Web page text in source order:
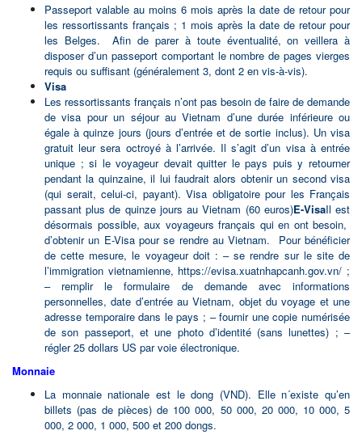
Passeport valable au moins 6 mois après la date de retour pour
les ressortissants français ; 1 mois après la date de retour pour
les Belges. Afin de parer à toute éventualité, on veillera à
disposer d’un passeport comportant le nombre de pages vierges
requis ou suffisant (généralement 3, dont 2 en vis-à-vis).
Visa
Les ressortissants français n’ont pas besoin de faire de demande
de visa pour un séjour au Vietnam d’une durée inférieure ou
égale à quinze jours (jours d’entrée et de sortie inclus). Un visa
gratuit leur sera octroyé à l’arrivée. Il s’agit d’un visa à entrée
unique ; si le voyageur devait quitter le pays puis y retourner
pendant la quinzaine, il lui faudrait alors obtenir un second visa
(qui serait, celui-ci, payant). Visa obligatoire pour les Français
passant plus de quinze jours au Vietnam (60 euros)E-VisaIl est
désormais possible, aux voyageurs français qui en ont besoin,
d’obtenir un E-Visa pour se rendre au Vietnam. Pour bénéficier
de cette mesure, le voyageur doit : – se rendre sur le site de
l’immigration vietnamienne, https://evisa.xuatnhapcanh.gov.vn/ ;
– remplir le formulaire de demande avec informations
personnelles, date d’entrée au Vietnam, objet du voyage et une
adresse temporaire dans le pays ; – fournir une copie numérisée
de son passeport, et une photo d’identité (sans lunettes) ; –
régler 25 dollars US par voie électronique.
Monnaie
La monnaie nationale est le dong (VND). Elle n´existe qu’en
billets (pas de pièces) de 100 000, 50 000, 20 000, 10 000, 5
000, 2 000, 1 000, 500 et 200 dongs.